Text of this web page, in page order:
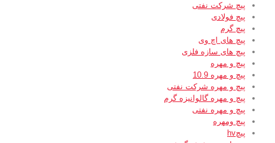
پیچ شرکت نفتی
پیچ فولادی
پیچ گرم
پیچ های اچ وی
پیچ های سازه فلزی
پیچ و مهره
پیچ و مهره 10.9
پیچ و مهره شرکت نفتی
پیچ و مهره گالوانیزه گرم
پیچ و مهره نفتی
پیچ ومهره
پیچhv